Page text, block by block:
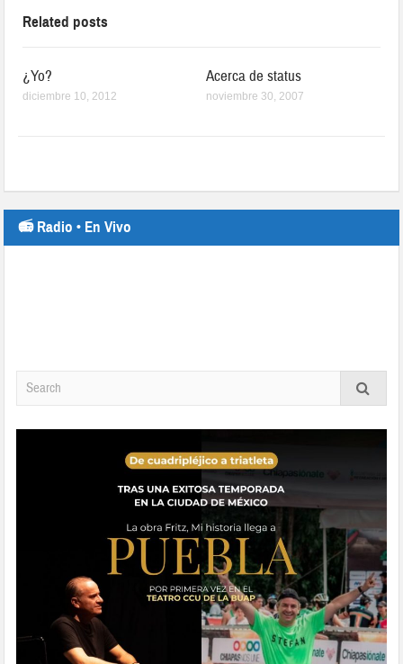
Related posts
¿Yo?
diciembre 10, 2012
Acerca de status
noviembre 30, 2007
📻 Radio • En Vivo